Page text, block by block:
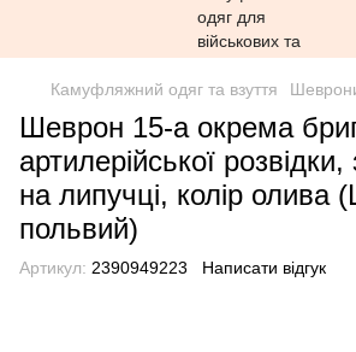
Камуфляжний одяг та взуття
Шеврон 15-а окрема
артилерійської
на липучці, колір
польвий)
Артикул: 2390949223 Написати відгук